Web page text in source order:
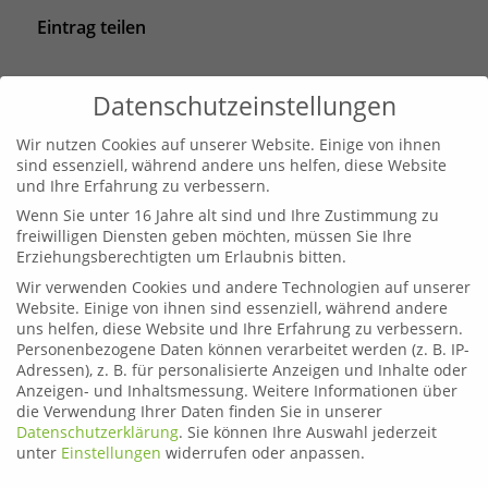
Eintrag teilen
Leoben
Telefon: 03842 44254
Email:fahrschule.leoben@plonner.at
Liezen
Telefon:03612 21222
Email:fahrschule.liezen@plonner.at
Datenschutzeinstellungen
Wir nutzen Cookies auf unserer Website. Einige von ihnen
sind essenziell, während andere uns helfen, diese Website
und Ihre Erfahrung zu verbessern.
Wenn Sie unter 16 Jahre alt sind und Ihre Zustimmung zu
freiwilligen Diensten geben möchten, müssen Sie Ihre
Erziehungsberechtigten um Erlaubnis bitten.
Wir verwenden Cookies und andere Technologien auf unserer
Website. Einige von ihnen sind essenziell, während andere
uns helfen, diese Website und Ihre Erfahrung zu verbessern.
Personenbezogene Daten können verarbeitet werden (z. B. IP-
Adressen), z. B. für personalisierte Anzeigen und Inhalte oder
Anzeigen- und Inhaltsmessung. Weitere Informationen über
die Verwendung Ihrer Daten finden Sie in unserer
Datenschutzerklärung. Sie können Ihre Auswahl jederzeit
unter Einstellungen widerrufen oder anpassen.